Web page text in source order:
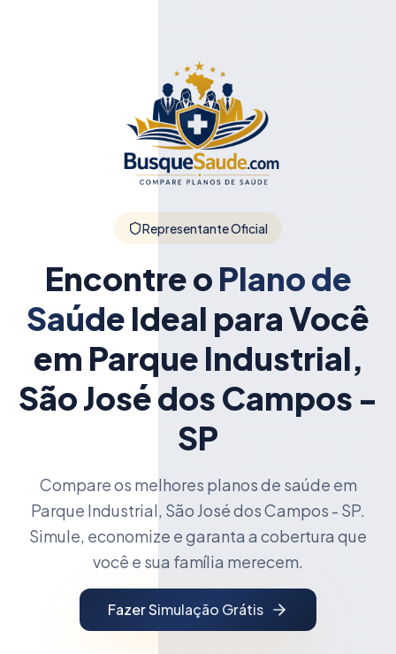
Representante Oficial
Encontre o Plano de
Saúde Ideal para Você
em Parque Industrial,
São José dos Campos -
SP
Compare os melhores planos de saúde em
Parque Industrial, São José dos Campos - SP.
Simule, economize e garanta a cobertura que
você e sua família merecem.
Fazer Simulação Grátis